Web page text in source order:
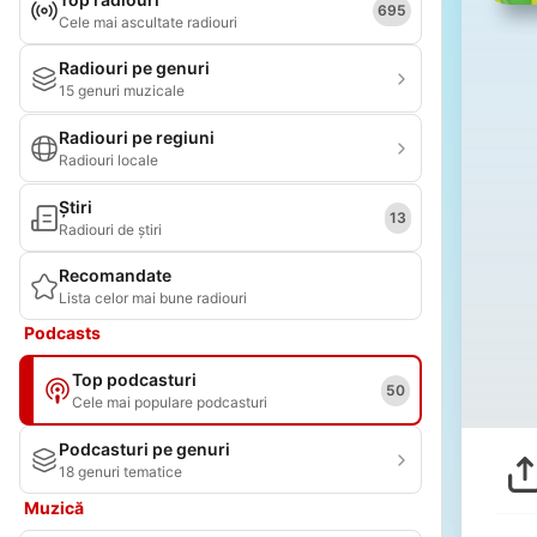
Cele mai ascultate radiouri
695
Radiouri pe genuri
15 genuri muzicale
Radiouri pe regiuni
Radiouri locale
Știri
Radiouri de știri
13
Recomandate
Lista celor mai bune radiouri
Podcasts
Top podcasturi
Cele mai populare podcasturi
50
Podcasturi pe genuri
18 genuri tematice
Muzică